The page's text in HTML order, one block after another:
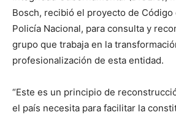
Bosch, recibió el proyecto de Código
Policía Nacional, para consulta y
grupo que trabaja en la
profesionalización de esta entidad.
“Este es un principio de
el país necesita para facilitar la